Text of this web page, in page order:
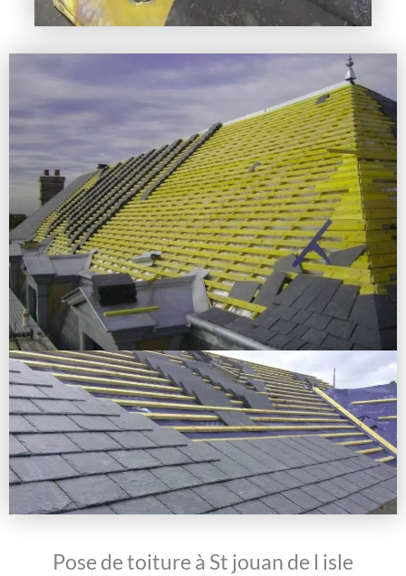
Pose de toiture à St jouan de l isle